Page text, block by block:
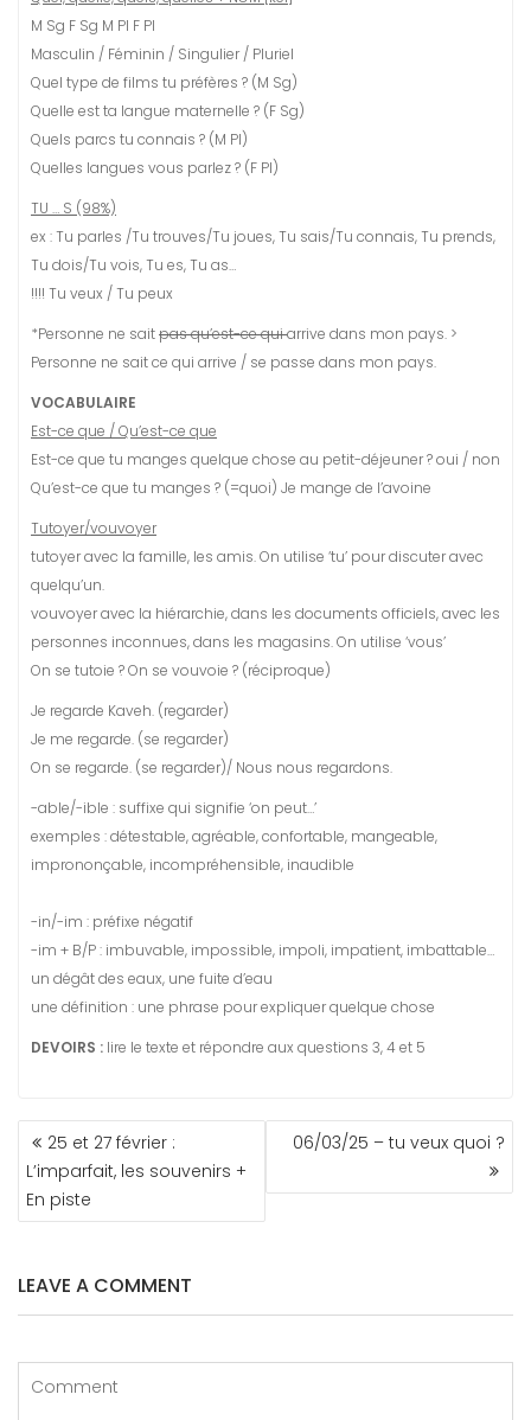
M Sg F Sg M Pl F Pl
Masculin / Féminin / Singulier / Pluriel
Quel type de films tu préfères ? (M Sg)
Quelle est ta langue maternelle ? (F Sg)
Quels parcs tu connais ? (M Pl)
Quelles langues vous parlez ? (F Pl)
TU … S (98%)
ex : Tu parles /Tu trouves/Tu joues, Tu sais/Tu connais, Tu prends,
Tu dois/Tu vois, Tu es, Tu as…
!!!! Tu veux / Tu peux
*Personne ne saitpas qu’est-ce quiarrive dans mon pays. >
Personne ne sait ce qui arrive / se passe dans mon pays.
VOCABULAIRE
Est-ce que / Qu’est-ce que
Est-ce que tu manges quelque chose au petit-déjeuner ? oui / non
Qu’est-ce que tu manges ? (=quoi) Je mange de l’avoine
Tutoyer/vouvoyer
tutoyer avec la famille, les amis. On utilise ‘tu’ pour discuter avec
quelqu’un.
vouvoyer avec la hiérarchie, dans les documents officiels, avec les
personnes inconnues, dans les magasins. On utilise ‘vous’
On se tutoie ? On se vouvoie ? (réciproque)
Je regarde Kaveh. (regarder)
Je me regarde. (se regarder)
On se regarde. (se regarder)/ Nous nous regardons.
-able/-ible : suffixe qui signifie ‘on peut…’
exemples : détestable, agréable, confortable, mangeable,
imprononçable, incompréhensible, inaudible
-in/-im : préfixe négatif
-im + B/P : imbuvable, impossible, impoli, impatient, imbattable…
un dégât des eaux, une fuite d’eau
une définition : une phrase pour expliquer quelque chose
DEVOIRS : lire le texte et répondre aux questions 3, 4 et 5
NAVIGATION
DE
L’ARTICLE
25 et 27 février :
L’imparfait, les souvenirs +
En piste
06/03/25 – tu veux quoi ?
LEAVE A COMMENT